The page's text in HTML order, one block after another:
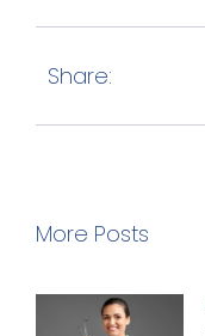
Share:
More Posts